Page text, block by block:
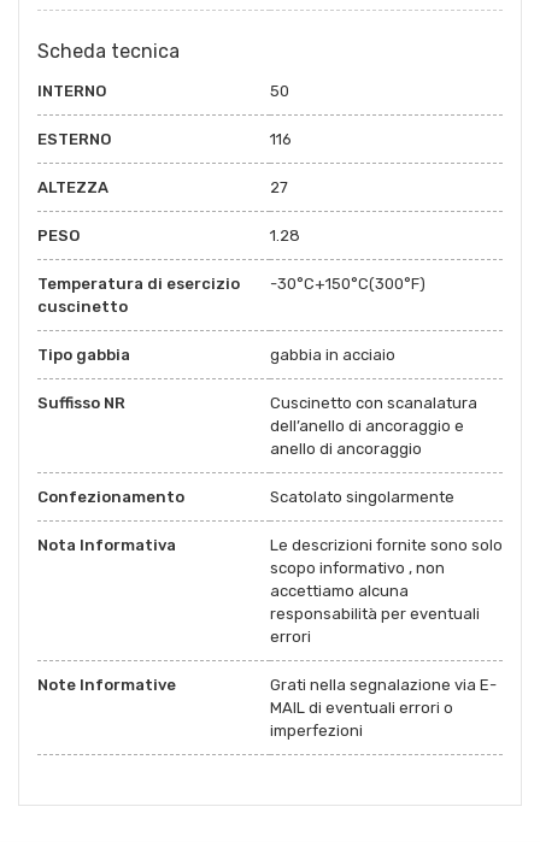
Scheda tecnica
INTERNO 50
ESTERNO 116
ALTEZZA 27
PESO 1.28
Temperatura di esercizio
cuscinetto
-30°C+150°C(300°F)
Tipo gabbia gabbia in acciaio
Suffisso NR
Cuscinetto con scanalatura
dell’anello di ancoraggio e
anello di ancoraggio
Confezionamento Scatolato singolarmente
Nota Informativa
Le descrizioni fornite sono solo
scopo informativo , non
accettiamo alcuna
responsabilità per eventuali
errori
Note Informative
Grati nella segnalazione via E-
MAIL di eventuali errori o
imperfezioni